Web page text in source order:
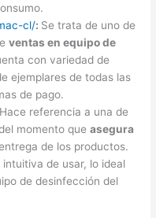
cl/: Se trata de uno de
ventas en equipo de
con variedad de
ejemplares de todas las
de pago.
Hace referencia a una de
momento queasegura
de los productos.
de usar, lo ideal
de desinfección del